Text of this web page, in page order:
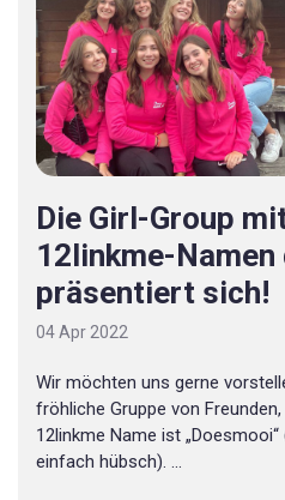
Die Girl-Group
12linkme-
präsentiert sich!
04 Apr 2022
Wir möchten uns gerne
fröhliche Gruppe von
12linkme Name ist
einfach hübsch). ...